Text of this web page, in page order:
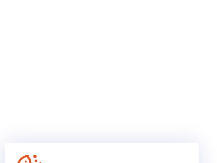
De kernwaarden van ons team